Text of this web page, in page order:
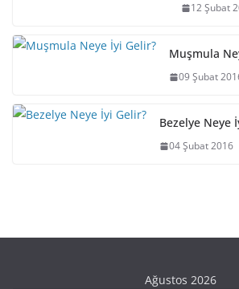
12 Şubat
Muşmula
09 Şubat
Bezelye Neye
04 Şubat 2016
Ağustos 2026